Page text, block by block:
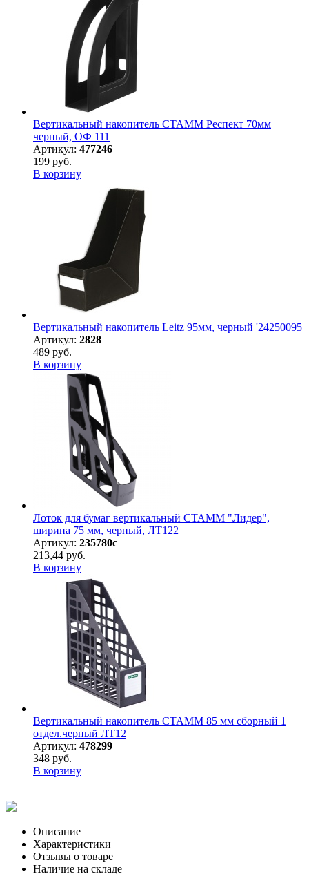
Вертикальный накопитель СТАММ Респект 70мм
черный, ОФ 111
Артикул: 477246
199 руб.
В корзину
Вертикальный накопитель Leitz 95мм, черный '24250095
Артикул: 2828
489 руб.
В корзину
Лоток для бумаг вертикальный СТАММ "Лидер",
ширина 75 мм, черный, ЛТ122
Артикул: 235780с
213,44 руб.
В корзину
Вертикальный накопитель СТАММ 85 мм сборный 1
отдел.черный ЛТ12
Артикул: 478299
348 руб.
В корзину
Описание
Характеристики
Отзывы о товаре
Наличие на складе